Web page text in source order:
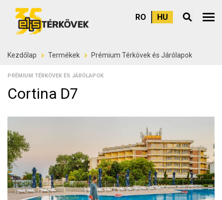
RO HU
Kezdőlap Termékek Prémium Térkövek és Járólapok
PRÉMIUM TÉRKÖVEK ÉS JÁRÓLAPOK
Cortina D7